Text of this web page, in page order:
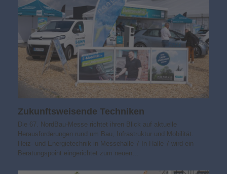
Zukunftsweisende Techniken
Die 67. NordBau-Messe richtet ihren Blick auf aktuelle
Herausforderungen rund um Bau, Infrastruktur und Mobilität.
Heiz- und Energietechnik in Messehalle 7 In Halle 7 wird ein
Beratungspoint eingerichtet zum neuen…